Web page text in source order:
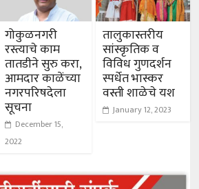
गोकुळनगरी
रस्त्याचे काम
तातडीने सुरु करा,
आमदार काळेंच्या
नगरपरिषदेला
सूचना
December 15,
2022
तालुकास्तरीय
सांस्कृतिक व
विविध गुणदर्शन
स्पर्धेत भास्कर
वस्ती शाळेचे यश
January 12, 2023